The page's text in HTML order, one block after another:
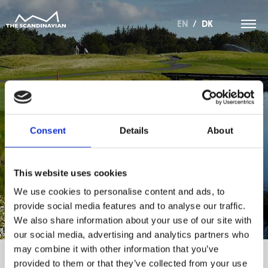
Consent Details About
This website uses cookies
We use cookies to personalise content and ads, to
provide social media features and to analyse our traffic.
We also share information about your use of our site with
our social media, advertising and analytics partners who
may combine it with other information that you’ve
provided to them or that they’ve collected from your use
EN / DK
TRÆNINGSANLÆGGET ER